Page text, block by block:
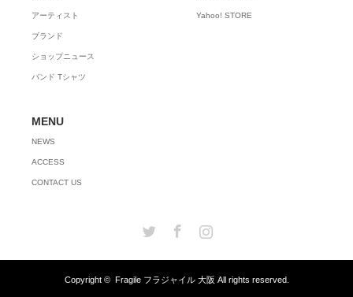
アーティスト
ブランド
ショップニュース
バンド Tシャツ
Yahoo! STORE
MENU
NEWS
ACCESS
CONTACT US
Twitter Facebook
Copyright © Fragile フラジャイル 大阪 All rights reserved.